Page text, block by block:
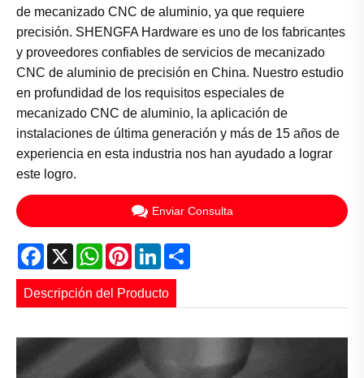
de mecanizado CNC de aluminio, ya que requiere
precisión. SHENGFA Hardware es uno de los fabricantes
y proveedores confiables de servicios de mecanizado
CNC de aluminio de precisión en China. Nuestro estudio
en profundidad de los requisitos especiales de
mecanizado CNC de aluminio, la aplicación de
instalaciones de última generación y más de 15 años de
experiencia en esta industria nos han ayudado a lograr
este logro.
Enviar Consulta
Facebook
X WhatsApp
PinterestLinkedIn
Descripción del Producto